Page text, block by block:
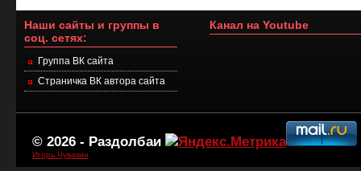
Наши сайты и группы в
соц. сетях:
Группа ВК сайта
Страничка ВК автора сайта
Канал на Youtube
© 2026 - Раздолбаи
Игорь Чувакин